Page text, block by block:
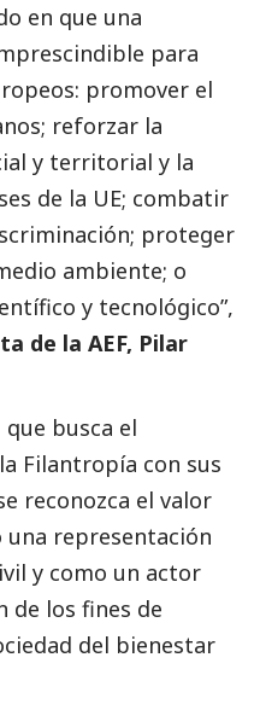
en que una
para
promover el
reforzar la
y territorial y la
de la UE; combatir
proteger
ambiente; o
y tecnológico”,
de la AEF, Pilar
busca el
Filantropía con sus
reconozca el valor
una representación
y como un actor
de los fines de
del bienestar